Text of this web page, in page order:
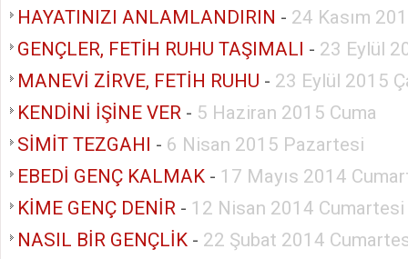
HAYATINIZI ANLAMLANDIRIN - 24 Kasım
GENÇLER, FETİH RUHU TAŞIMALI - 23 Eylül
MANEVİ ZİRVE, FETİH RUHU - 23 Eylül 2015
KENDİNİ İŞİNE VER - 5 Haziran 2015 Cuma
SİMİT TEZGAHI - 6 Nisan 2015 Pazartesi
EBEDİ GENÇ KALMAK - 17 Mayıs 2014
KİME GENÇ DENİR - 12 Nisan 2014 Cumartesi
NASIL BİR GENÇLİK - 22 Şubat 2014